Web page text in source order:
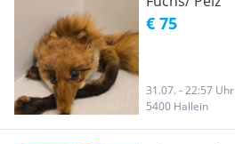
€ 75
31.07. - 22:57 Uhr
5400 Hallein